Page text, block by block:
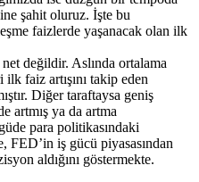
şahit oluruz. İşte bu
faizlerde yaşanacak olan ilk
değildir. Aslında ortalama
faiz artışını takip eden
Diğer taraftaysa geniş
artmış ya da artma
para politikasındaki
FED’in iş gücü piyasasından
aldığını göstermekte.